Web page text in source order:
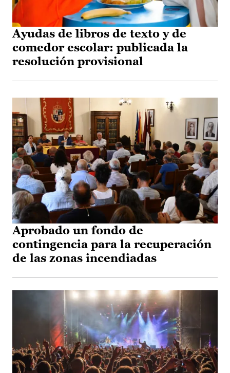
Ayudas de libros de texto y de
comedor escolar: publicada la
resolución provisional
Aprobado un fondo de
contingencia para la recuperación
de las zonas incendiadas